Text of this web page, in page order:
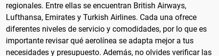
regionales. Entre ellas se encuentran British Airways,
Lufthansa, Emirates y Turkish Airlines. Cada una ofrece
diferentes niveles de servicio y comodidades, por lo que es
importante revisar qué aerolínea se adapta mejor a tus
necesidades y presupuesto. Además, no olvides verificar las